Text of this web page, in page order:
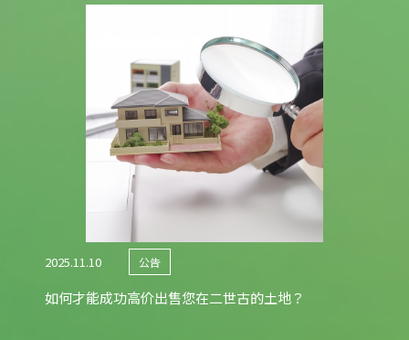
2025.11.10 公告
如何才能成功高价出售您在二世古的土地？